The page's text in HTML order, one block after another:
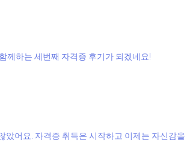
께하는 세번째 자격증 후기가 되겠네요!
어요. 자격증 취득은 시작하고 이제는 자신감을